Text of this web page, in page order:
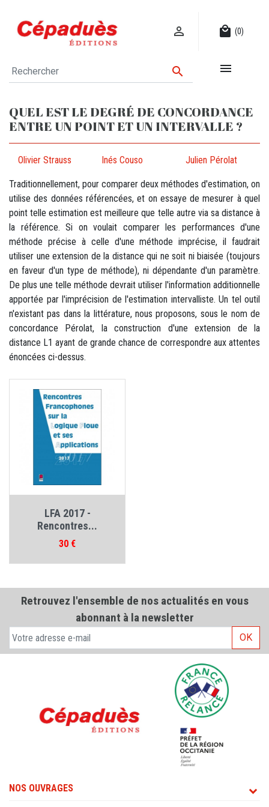
 local_mall (0)
 
QUEL EST LE DEGRÉ DE CONCORDANCE
ENTRE UN POINT ET UN INTERVALLE ?
Olivier Strauss Inés Couso Julien Pérolat
Traditionnellement, pour comparer deux méthodes d'estimation, on
utilise des données référencées, et on essaye de mesurer à quel
point telle estimation est meilleure que telle autre via sa distance à
la référence. Si on voulait comparer les performances d'une
méthode précise à celle d'une méthode imprécise, il faudrait
utiliser une extension de la distance qui ne soit ni biaisée (toujours
en faveur d'un type de méthode), ni dépendante d'un paramètre.
De plus une telle méthode devrait utiliser l'information additionnelle
apportée par l'imprécision de l'estimation intervalliste. Un tel outil
n'existant pas dans la littérature, nous proposons, sous le nom de
concordance Pérolat, la construction d'une extension de la
distance L1 ayant de grande chance de correspondre aux attentes
énoncées ci-dessus.
LFA 2017 -
Rencontres...
Prix
30 €
Retrouvez l'ensemble de nos actualités en vous
abonnant à la newsletter
OK
NOS OUVRAGES